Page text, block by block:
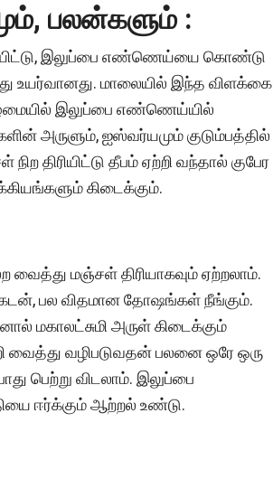
பலன்களும் :
இலுப்பை எண்ணெய்யை கொண்டு
உயர்வானது. மாலையில் இந்த விளக்கை
இலுப்பை எண்ணெய்யில்
அருளும், ஐஸ்வர்யமும் குடும்பத்தில்
திரியிட்டு தீபம் ஏற்றி வந்தால் குபேர
கிடைக்கும்.
வைத்து மஞ்சள் திரியாகவும் ஏற்றலாம்.
கடன், பல விதமான தோஷங்கள் நீங்கும்.
மகாலட்சுமி அருள் கிடைக்கும்
வைத்து வழிபடுவதன் பலனை ஒரே ஒரு
பெற்று விடலாம். இலுப்பை
ஈர்க்கும் ஆற்றல் உண்டு.